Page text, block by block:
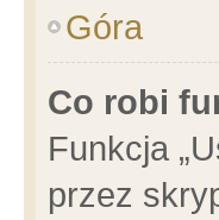
Góra
Co robi
Funkcja
przez